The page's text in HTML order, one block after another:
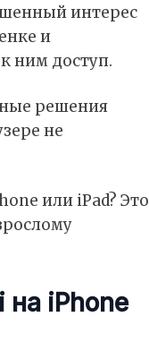
интерес
и
ним доступ.
решения
не
или iPad? Это
на iPhone